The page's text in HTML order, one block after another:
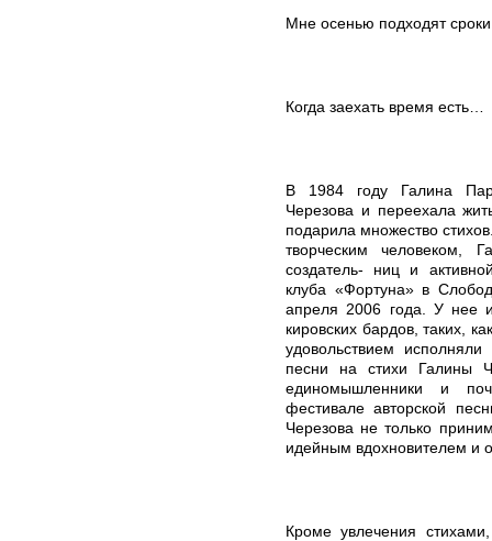
Мне осенью подходят
Когда заехать время есть…
В 1984 году Галина
Черезова и переехала
подарила множество
творческим человеком,
создатель- ниц и
клуба «Фортуна» в
апреля 2006 года. У нее
кировских бардов, таких,
удовольствием
песни на стихи Галины
единомышленники и
фестивале авторской
Черезова не только
идейным вдохновителем и
Кроме увлечения